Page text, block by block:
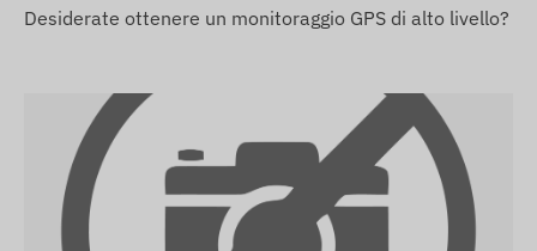
funzionamento è necessaria una connessione
Regione operativa
4G: Nord e Sud America
2G: Nord e Sud America, Europa, Africa, Asia
Opzioni di acquisto
Desiderate ottenere un monitoraggio GPS di alto livello?